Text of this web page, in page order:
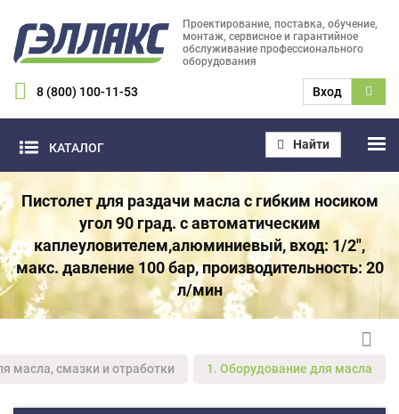
Проектирование, поставка, обучение,
монтаж, сервисное и гарантийное
обслуживание профессионального
оборудования
8 (800) 100-11-53 Вход
КАТАЛОГ Найти
Пистолет для раздачи масла с гибким носиком
угол 90 град. с автоматическим
каплеуловителем,алюминиевый, вход: 1/2",
макс. давление 100 бар, производительность: 20
л/мин
масла, смазки и отработки 1. Оборудование для масла